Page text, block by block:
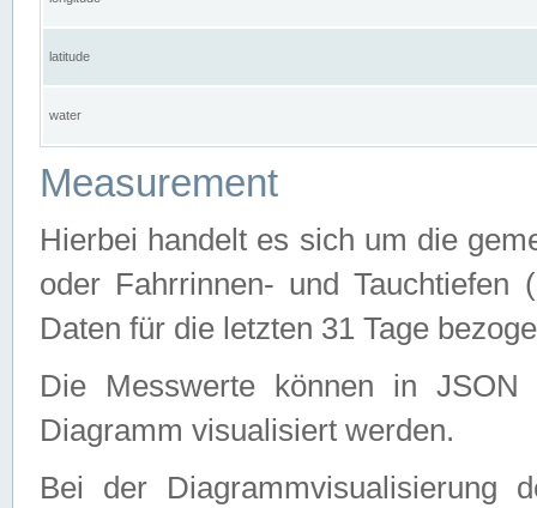
latitude
water
Measurement
Hierbei handelt es sich um die
oder Fahrrinnen- und Tauchtiefen
Daten für die letzten 31 Tage
Die Messwerte können in
Diagramm visualisiert werden.
Bei der Diagrammvisualisierung